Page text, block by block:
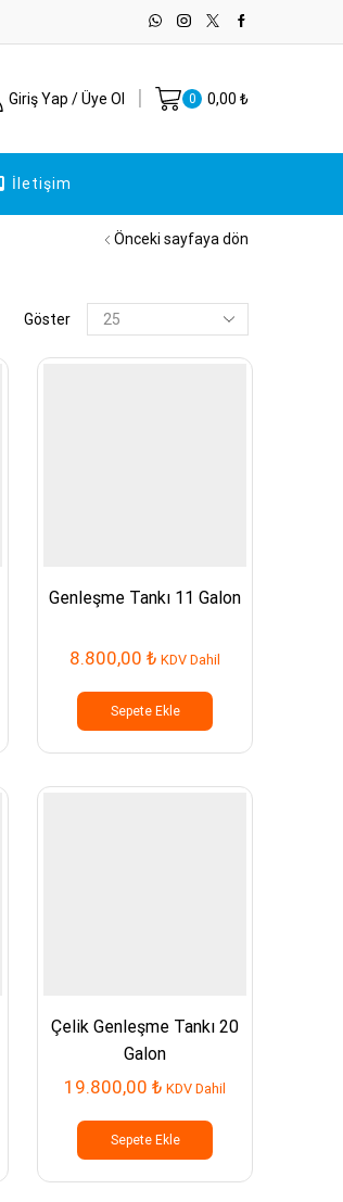
Giriş Yap / Üye Ol 0 0,00 ₺
İletişim
Önceki sayfaya dön
Göster
Products
per
page
Genleşme Tankı 11 Galon
8.800,00 ₺ KDV Dahil
Sepete Ekle
Çelik Genleşme Tankı 20
Galon
19.800,00 ₺ KDV Dahil
Sepete Ekle